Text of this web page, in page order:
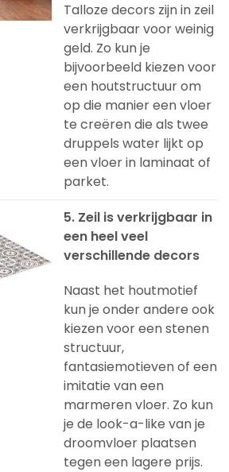
Talloze decors zijn in zeil
verkrijgbaar voor weinig
geld. Zo kun je
bijvoorbeeld kiezen voor
een houtstructuur om
op die manier een vloer
te creëren die als twee
druppels water lijkt op
een vloer in laminaat of
parket.
5. Zeil is verkrijgbaar in
een heel veel
verschillende decors
Naast het houtmotief
kun je onder andere ook
kiezen voor een stenen
structuur,
fantasiemotieven of een
imitatie van een
marmeren vloer. Zo kun
je de look-a-like van je
droomvloer plaatsen
tegen een lagere prijs.